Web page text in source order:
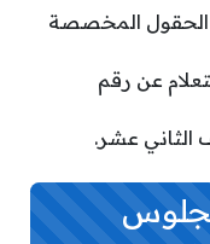
الحقول المخصصة
عن رقم
عشر.